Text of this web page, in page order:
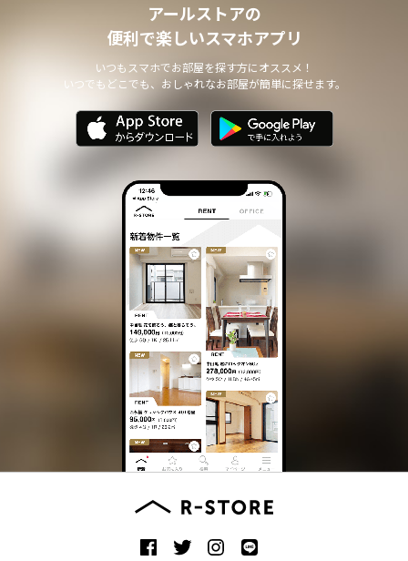
アールストアの
便利で楽しいスマホアプリ
いつもスマホでお部屋を探す方にオススメ！
いつでもどこでも、おしゃれなお部屋が簡単に探せます。